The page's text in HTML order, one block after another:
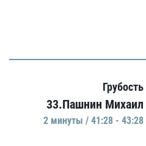
Грубость
33.Пашнин Михаил
2 минуты / 41:28 - 43:28